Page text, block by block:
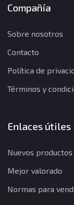
Compañía
Sobre nosotros
Contacto
Política de
Términos y
Enlaces útiles
Nuevos productos
Mejor valorado
Normas para